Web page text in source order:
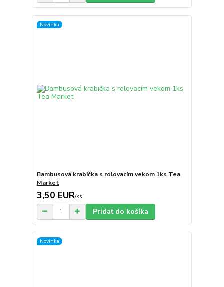
Novinka
Bambusová krabička s rolovacím vekom 1ks Tea
Market
3,50 EUR/ks
Pridať do košíka
Novinka